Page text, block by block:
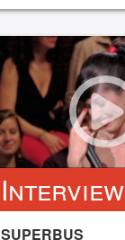
Interview
SUPERBUS